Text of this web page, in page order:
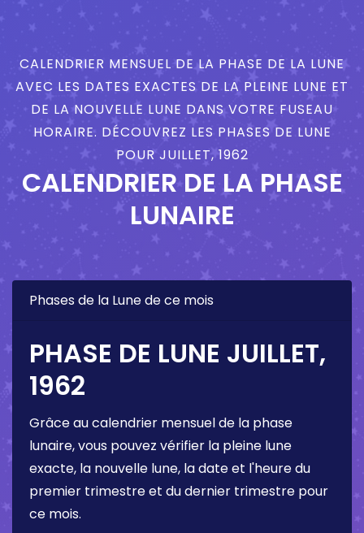
CALENDRIER MENSUEL DE LA PHASE DE LA LUNE
AVEC LES DATES EXACTES DE LA PLEINE LUNE ET
DE LA NOUVELLE LUNE DANS VOTRE FUSEAU
HORAIRE. DÉCOUVREZ LES PHASES DE LUNE
POUR JUILLET, 1962
CALENDRIER DE LA PHASE
LUNAIRE
Phases de la Lune de ce mois
PHASE DE LUNE JUILLET,
1962
Grâce au calendrier mensuel de la phase
lunaire, vous pouvez vérifier la pleine lune
exacte, la nouvelle lune, la date et l'heure du
premier trimestre et du dernier trimestre pour
ce mois.